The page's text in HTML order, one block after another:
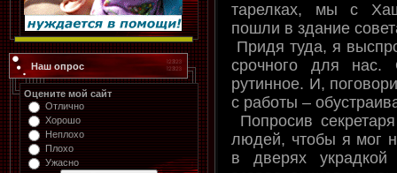
Наш опрос
Оцените мой сайт
Отлично
Хорошо
Неплохо
Плохо
Ужасно
тарелках, мы с
пошли в здание
Придя туда, я
срочного для нас.
рутинное. И,
с работы –
Попросив
людей, чтобы я мог
в дверях